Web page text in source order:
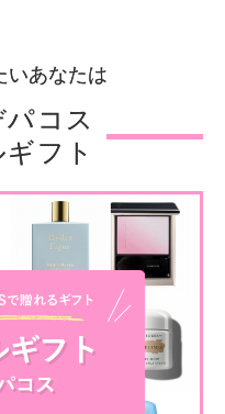
いあなたは
コス
フト